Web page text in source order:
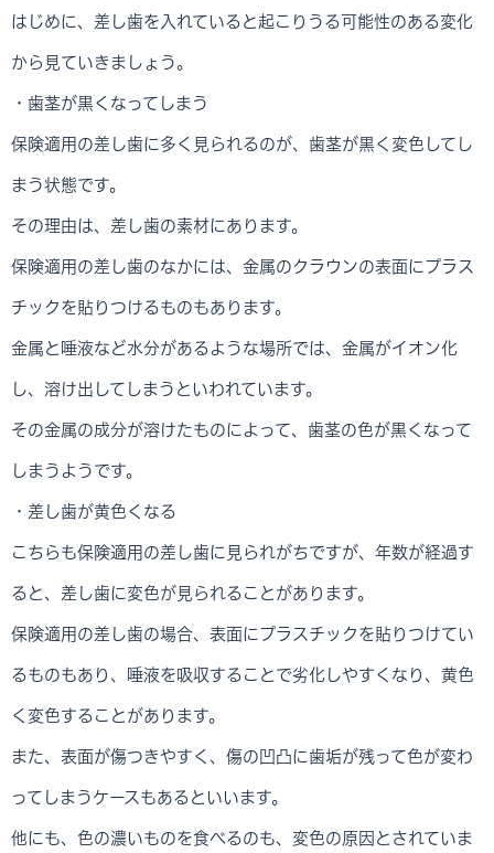
はじめに、差し歯を入れていると起こりうる可能性のある変化
から見ていきましょう。
・歯茎が黒くなってしまう
保険適用の差し歯に多く見られるのが、歯茎が黒く変色してし
まう状態です。
その理由は、差し歯の素材にあります。
保険適用の差し歯のなかには、金属のクラウンの表面にプラス
チックを貼りつけるものもあります。
金属と唾液など水分があるような場所では、金属がイオン化
し、溶け出してしまうといわれています。
その金属の成分が溶けたものによって、歯茎の色が黒くなって
しまうようです。
・差し歯が黄色くなる
こちらも保険適用の差し歯に見られがちですが、年数が経過す
ると、差し歯に変色が見られることがあります。
保険適用の差し歯の場合、表面にプラスチックを貼りつけてい
るものもあり、唾液を吸収することで劣化しやすくなり、黄色
く変色することがあります。
また、表面が傷つきやすく、傷の凹凸に歯垢が残って色が変わ
ってしまうケースもあるといいます。
他にも、色の濃いものを食べるのも、変色の原因とされていま